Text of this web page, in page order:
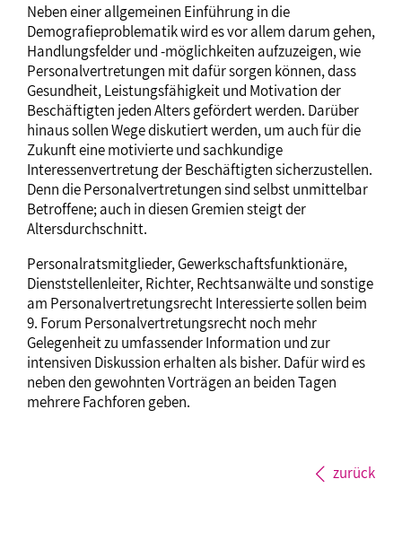
Neben einer allgemeinen Einführung in die
Demografieproblematik wird es vor allem darum gehen,
Handlungsfelder und -möglichkeiten aufzuzeigen, wie
Personalvertretungen mit dafür sorgen können, dass
Gesundheit, Leistungsfähigkeit und Motivation der
Beschäftigten jeden Alters gefördert werden. Darüber
hinaus sollen Wege diskutiert werden, um auch für die
Zukunft eine motivierte und sachkundige
Interessenvertretung der Beschäftigten sicherzustellen.
Denn die Personalvertretungen sind selbst unmittelbar
Betroffene; auch in diesen Gremien steigt der
Altersdurchschnitt.
Personalratsmitglieder, Gewerkschaftsfunktionäre,
Dienststellenleiter, Richter, Rechtsanwälte und sonstige
am Personalvertretungsrecht Interessierte sollen beim
9. Forum Personalvertretungsrecht noch mehr
Gelegenheit zu umfassender Information und zur
intensiven Diskussion erhalten als bisher. Dafür wird es
neben den gewohnten Vorträgen an beiden Tagen
mehrere Fachforen geben.
zurück